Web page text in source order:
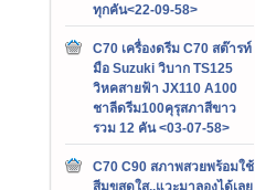
ทุกคัน<22-09-58>
C70 เครื่องดรีม C70 สต๊ารท์
มือ Suzuki วิบาก TS125
วิหคสายฟ้า JX110 A100
ชาลีดรีม100คุรุสภาสีขาว
รวม 12 คัน <03-07-58>
C70 C90 สภาพสวยพร้อมใช้
สีมุขสดใส..แวะมาลองได้เลย